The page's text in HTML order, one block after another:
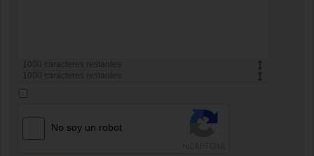
caracteres restantes
caracteres restantes
No soy un robot